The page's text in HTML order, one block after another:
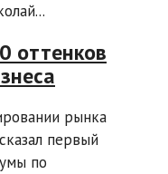
оттенков
рынка
первый
по